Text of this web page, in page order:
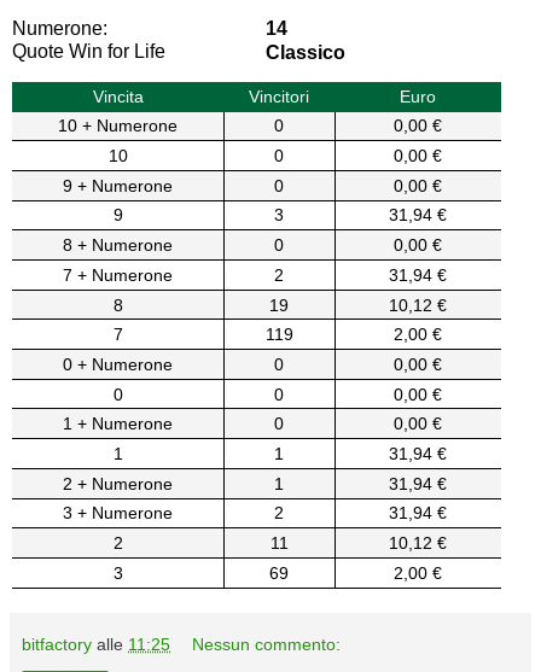
Numerone:
14
Quote Win for Life
Classico
Vincita Vincitori
Euro
10 + Numerone
0
0,00 €
10
0
0,00 €
9 + Numerone
0
0,00 €
9
3
31,94 €
8 + Numerone
0
0,00 €
7 + Numerone
2
31,94 €
8
19
10,12 €
7
119
2,00 €
0 + Numerone
0
0,00 €
0
0
0,00 €
1 + Numerone
0
0,00 €
1
1
31,94 €
2 + Numerone
1
31,94 €
3 + Numerone
2
31,94 €
2
11
10,12 €
3
69 2,00 €
bitfactory alle 11:25 Nessun commento: